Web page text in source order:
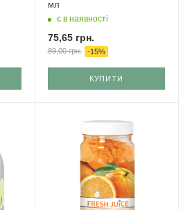
мл
є в наявності
75,65грн.
89,00грн. -15%
КУПИТИ